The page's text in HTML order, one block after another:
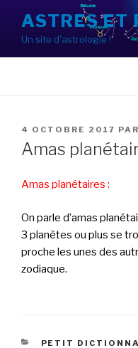
contenu
principal
ASTRES ET
Un site d'astrologie !
PUBLIÉ
LE
4 OCTOBRE 2017 PAR
Amas
Amas planétaires :
On parle d’amas
3 planètes ou plus se
proche les unes des
zodiaque.
CATÉGORIES
PETIT